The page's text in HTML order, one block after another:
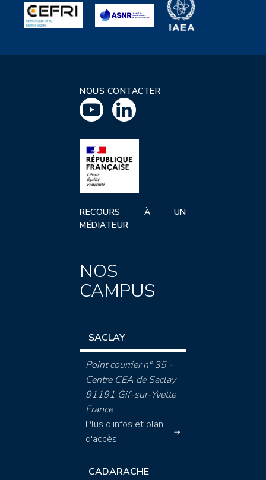
NOUS CONTACTER
RECOURS À UN
MÉDIATEUR
NOS
CAMPUS
SACLAY
Point courrier n° 35 -
Centre CEA de Saclay
91191 Gif-sur-Yvette
France
Plus d'infos et plan
d'accès
CADARACHE